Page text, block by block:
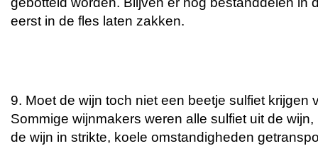
eerst in de fles laten zakken.
9. Moet de wijn toch niet een beetje sulfiet krijgen
Sommige wijnmakers weren alle sulfiet uit de
de wijn in strikte, koele omstandigheden